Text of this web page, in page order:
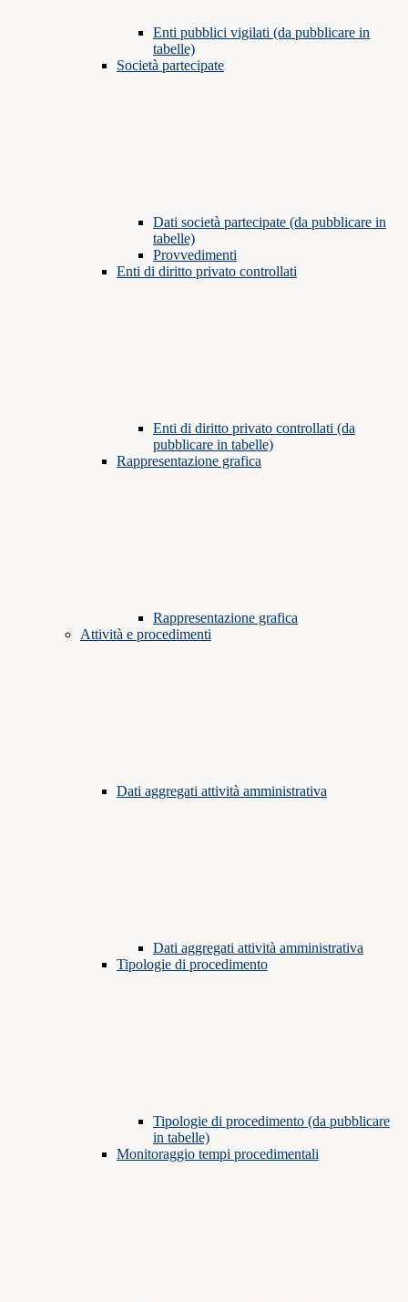
Enti pubblici vigilati (da pubblicare in
tabelle)
Società partecipate
Dati società partecipate (da pubblicare in
tabelle)
Provvedimenti
Enti di diritto privato controllati
Enti di diritto privato controllati (da
pubblicare in tabelle)
Rappresentazione grafica
Rappresentazione grafica
Attività e procedimenti
Dati aggregati attività amministrativa
Dati aggregati attività amministrativa
Tipologie di procedimento
Tipologie di procedimento (da pubblicare
in tabelle)
Monitoraggio tempi procedimentali